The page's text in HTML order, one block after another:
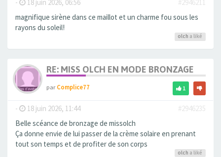
- 18 juin 2026, 06:56
#2946211
magnifique sirène dans ce maillot et un charme fou sous les
rayons du soleil!
olch a liké
RE: MISS OLCH EN MODE BRONZAGE
parComplice77 1
- 18 juin 2026, 11:44
#2946235
Belle scéance de bronzage de missolch
Ça donne envie de lui passer de la crème solaire en prenant
tout son temps et de profiter de son corps
olch a liké